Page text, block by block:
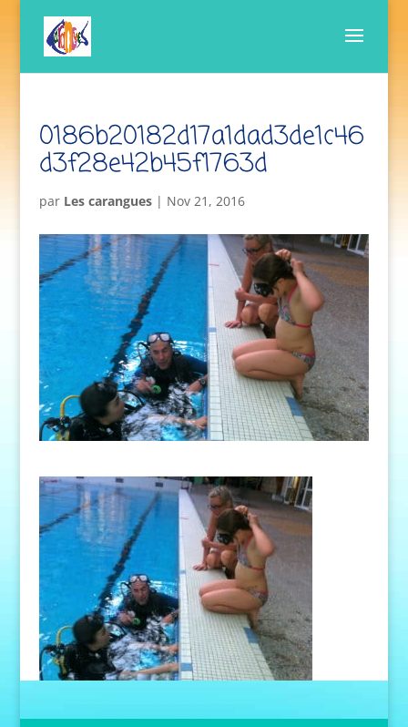
0186b20182d17a1dad3de1c46
d3f28e42b45f1763d
par Les carangues| Nov 21, 2016